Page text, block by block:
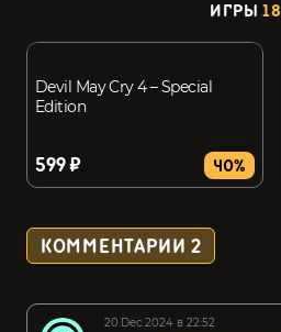
ИГРЫ18
Devil May Cry 4 – Special
Edition
599 ₽ 40%
КОММЕНТАРИИ 2
20.Dec.2024 в 22:52